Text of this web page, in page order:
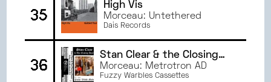
35
High Vis
Morceau: Untethered
Dais Records
36
Stan Clear & the Closing
Doors
Morceau: Metrotron AD
Fuzzy Warbles Cassettes